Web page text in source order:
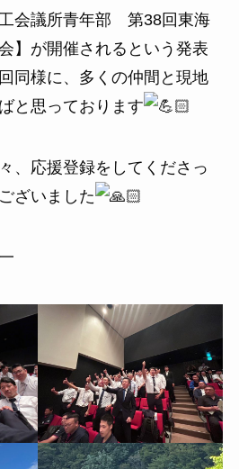
会議所青年部 第38回東海
】が開催されるという発表
同様に、多くの仲間と現地
と思っております
、応援登録をしてくださっ
ざいました